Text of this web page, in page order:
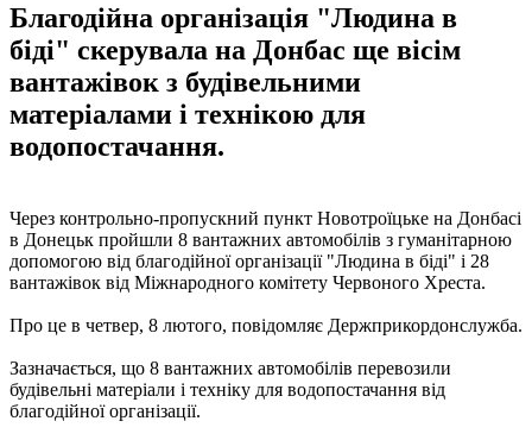
Благодійна організація "Людина в
біді" скерувала на Донбас ще вісім
вантажівок з будівельними
матеріалами і технікою для
водопостачання.
Через контрольно-пропускний пункт Новотроїцьке на Донбасі
в Донецьк пройшли 8 вантажних автомобілів з гуманітарною
допомогою від благодійної організації "Людина в біді" і 28
вантажівок від Міжнародного комітету Червоного Хреста.
Про це в четвер, 8 лютого, повідомляє Держприкордонслужба.
Зазначається, що 8 вантажних автомобілів перевозили
будівельні матеріали і техніку для водопостачання від
благодійної організації.